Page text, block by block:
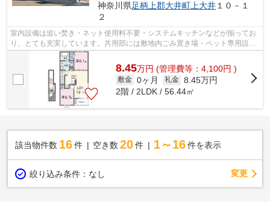
神奈川県足柄上郡大井町 上大井 １０－１
２
室内設備は追い焚き・ネット使用料不要・システムキッチンなどが揃ってお
り、とても充実しています。共用部には敷地内ごみ置き場・ペット専用設備
など様々な設備やサービスが揃ってい...
8.45万円 (管理費等：4,100円 )
敷金 0ヶ月 礼金 8.45万円
2階 / 2LDK / 56.44㎡
該当物件数 16件 空き数 20 件 1～16 件を表示
絞り込み条件： なし 変更